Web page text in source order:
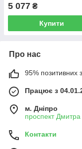
5 077 ₴
Купити
Про нас
95% позитивних з
Працює з
м. Дніпро
проспект
Контакти